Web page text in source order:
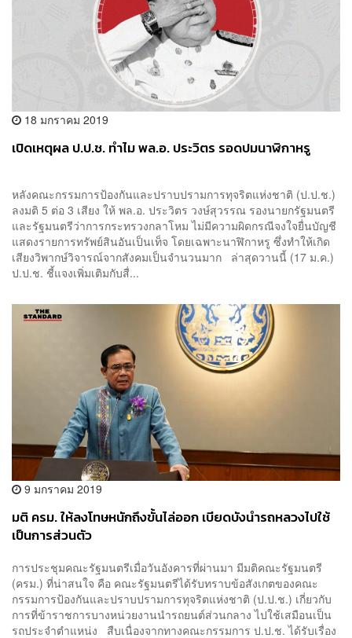
18 มกราคม 2019
เปิดเหตุผล ป.ป.ช. ทำไม พล.อ. ประวิตร รอดปมนาฬิกาหรู
หลังคณะกรรมการป้องกันและปราบปรามการทุจริตแห่งชาติ (ป.ป.ช.)
ลงมติ 5 ต่อ 3 เสียง ให้ พล.อ. ประวิตร วงษ์สุวรรณ รองนายกรัฐมนตรี
และรัฐมนตรีว่าการกระทรวงกลาโหม ไม่มีความผิดกรณีจงใจยื่นบัญชี
แสดงรายการทรัพย์สินอันเป็นเท็จ โดยเฉพาะนาฬิกาหรู ซึ่งทำให้เกิด
เสียงวิพากษ์วิจารณ์จากสังคมเป็นจำนวนมาก ล่าสุดวานนี้ (17 ม.ค.)
ป.ป.ช. ชี้แจงเพิ่มเติมกับสื่...
9 มกราคม 2019
มติ ครม. ให้ลงโทษหนักถึงขั้นไล่ออก เบียดบังนำรถหลวงไปใช้
เป็นการส่วนตัว
การประชุมคณะรัฐมนตรีเมื่อวันอังคารที่ผ่านมา มีมติคณะรัฐมนตรี
(ครม.) ที่น่าสนใจ คือ คณะรัฐมนตรีได้รับทราบข้อสังเกตของคณะ
กรรมการป้องกันและปราบปรามการทุจริตแห่งชาติ (ป.ป.ช.) เกี่ยวกับ
การที่ข้าราชการบางหน่วยงานนำรถยนต์ส่วนกลาง ไปใช้เสมือนเป็น
รถประจำตำแหน่ง สืบเนื่องจากทางคณะกรรมการ ป.ป.ช. ได้รับเรื่อง